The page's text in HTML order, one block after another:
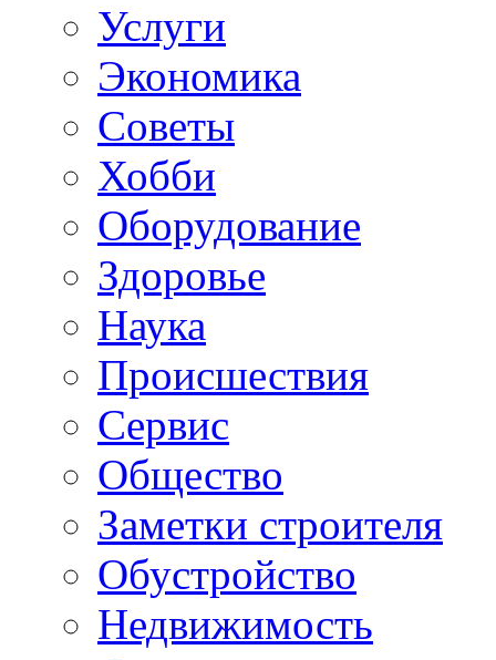
Услуги
Экономика
Советы
Хобби
Oборудование
Здоровье
Наука
Происшествия
Сервис
Общество
Заметки строителя
Обустройство
Недвижимость